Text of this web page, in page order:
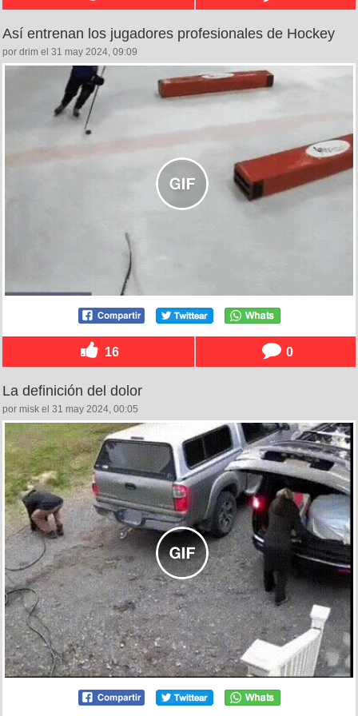
Así entrenan los jugadores profesionales de Hockey
por drim el 31 may 2024, 09:09
16 0
La definición del dolor
por misk el 31 may 2024, 00:05